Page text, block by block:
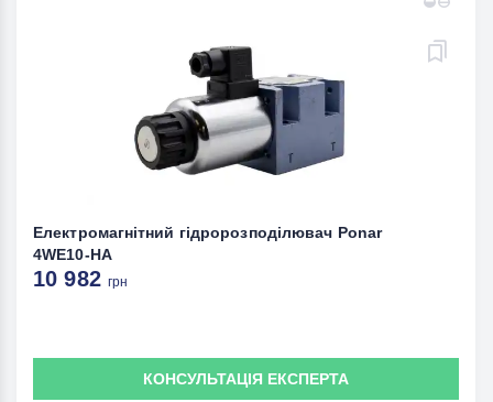
Електромагнітний гідророзподілювач Ponar
4WE10-HA
10 982грн
КОНСУЛЬТАЦІЯ ЕКСПЕРТА